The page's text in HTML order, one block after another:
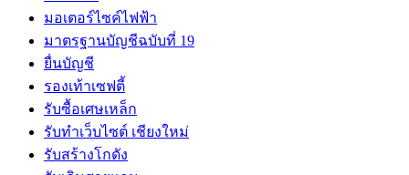
มอเตอร์ไซค์ไฟฟ้า
มาตรฐานบัญชีฉบับที่ 19
ยื่นบัญชี
รองเท้าเซฟตี้
รับซื้อเศษเหล็ก
รับทำเว็บไซต์ เชียงใหม่
รับสร้างโกดัง